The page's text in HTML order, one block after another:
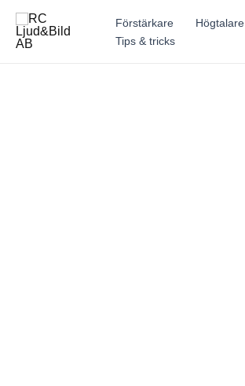
innehåll
Förstärkare Högtalare
Tips & tricks